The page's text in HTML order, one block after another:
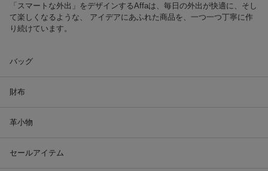
「スマートな外出」をデザインするAffaは、毎日の外出が快適に、そし
て楽しくなるような、 アイデアにあふれた商品を、一つ一つ丁寧に作
り続けています。
バッグ
財布
革小物
セールアイテム